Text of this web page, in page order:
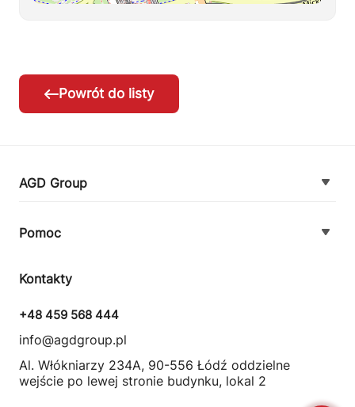
Powrót do listy
AGD Group
Kontakt
Pomoc
Zamówienie i płatność
Zasady dostawy urządzeń
Regulamin usług serwisowych
Wymiana i zwrot towaru
Kontakty
+48 459 568 444
info@agdgroup.pl
Al. Włókniarzy 234A, 90-556 Łódź oddzielne
wejście po lewej stronie budynku, lokal 2